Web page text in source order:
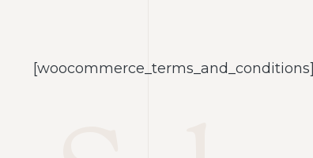
[woocommerce_terms_and_conditions]